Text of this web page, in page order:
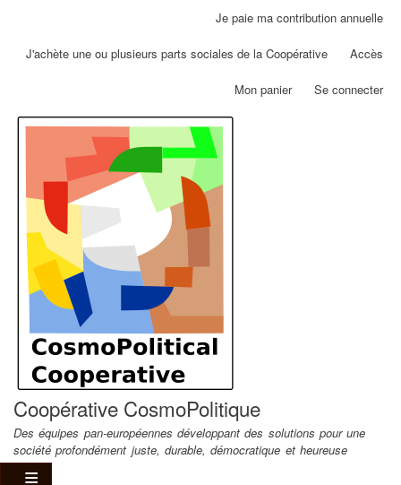
Aller
contenu
Je paie ma contribution annuelle
J'achète une ou plusieurs parts sociales de la Coopérative Accès
Mon panier Se connecter
Coopérative CosmoPolitique
Des équipes pan-européennes développant des solutions pour une
société profondément juste, durable, démocratique et heureuse